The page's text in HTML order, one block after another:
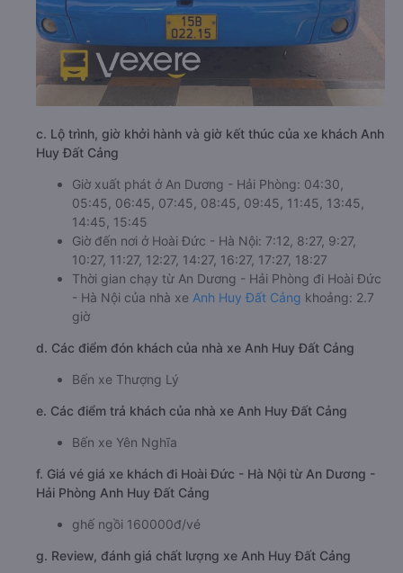
c. Lộ trình, giờ khởi hành và giờ kết thúc của xe khách Anh
Huy Đất Cảng
Giờ xuất phát ở An Dương - Hải Phòng: 04:30,
05:45, 06:45, 07:45, 08:45, 09:45, 11:45, 13:45,
14:45, 15:45
Giờ đến nơi ở Hoài Đức - Hà Nội: 7:12, 8:27, 9:27,
10:27, 11:27, 12:27, 14:27, 16:27, 17:27, 18:27
Thời gian chạy từ An Dương - Hải Phòng đi Hoài Đức
- Hà Nội của nhà xe Anh Huy Đất Cảng khoảng: 2.7
giờ
d. Các điểm đón khách của nhà xe Anh Huy Đất Cảng
Bến xe Thượng Lý
e. Các điểm trả khách của nhà xe Anh Huy Đất Cảng
Bến xe Yên Nghĩa
f. Giá vé giá xe khách đi Hoài Đức - Hà Nội từ An Dương -
Hải Phòng Anh Huy Đất Cảng
ghế ngồi 160000đ/vé
g. Review, đánh giá chất lượng xe Anh Huy Đất Cảng